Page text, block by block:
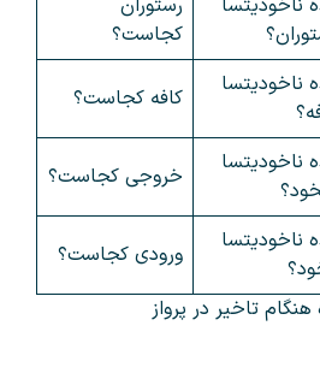
ناخودیتسا
رستوران
کجاست؟
ناخودیتسا
کافه کجاست؟
ناخودیتسا
خروجی کجاست؟
ناخودیتسا
ورودی کجاست؟
تاخیر در پرواز